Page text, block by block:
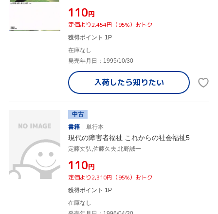
¥110円
定価より2,454円（95%）おトク
獲得ポイント 1P
在庫なし
発売年月日：1995/10/30
入荷したら知りたい
中古
書籍
単行本
現代の障害者福祉 これからの社会福祉5
定藤丈弘,佐藤久夫,北野誠一
¥110円
定価より2,310円（95%）おトク
獲得ポイント 1P
在庫なし